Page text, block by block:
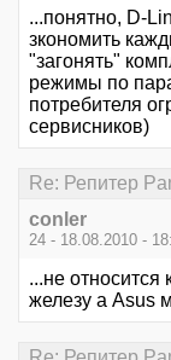
...понятно, D-
зкономить
"загонять"
режимы по
потребителя
сервисников)
Re: Репитер
conler
24 - 18.08.2010 -
...не относится
железу а Asus